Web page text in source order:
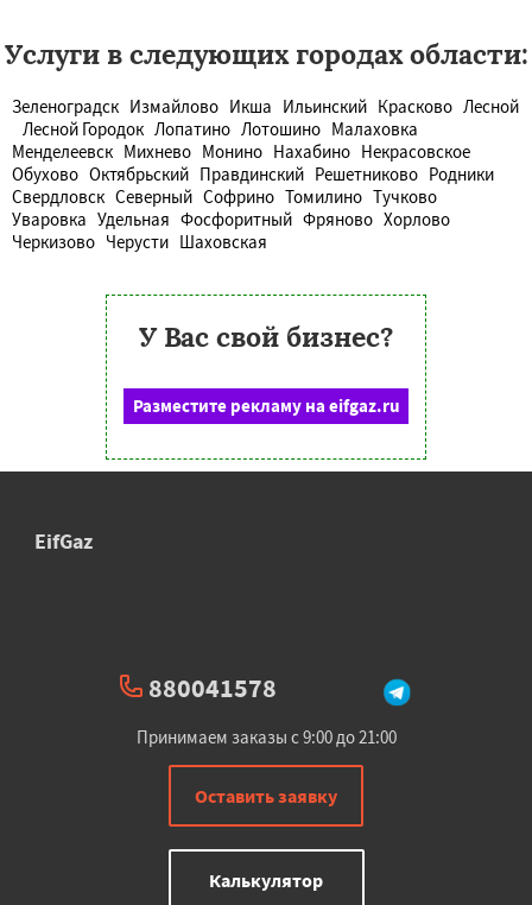
Услуги в следующих городах области:
Зеленоградск Измайлово Икша Ильинский Красково Лесной
Лесной Городок Лопатино Лотошино Малаховка
Менделеевск Михнево Монино Нахабино Некрасовское
Обухово Октябрьский Правдинский Решетниково Родники
Свердловск Северный Софрино Томилино Тучково
Уваровка Удельная Фосфоритный Фряново Хорлово
Черкизово Черусти Шаховская
У Вас свой бизнес?
Разместите рекламу на eifgaz.ru
EifGaz
880041578
Принимаем заказы с 9:00 до 21:00
Оставить заявку
Калькулятор